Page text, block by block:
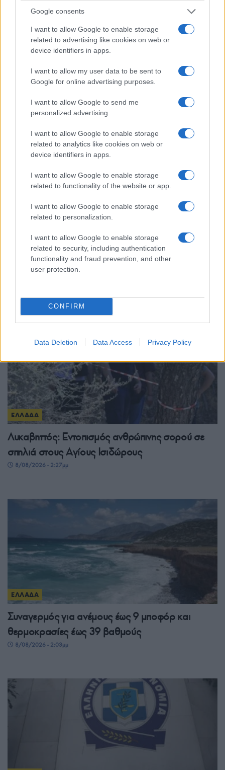
Google consents
I want to allow Google to enable storage
related to advertising like cookies on web or
device identifiers in apps.
I want to allow my user data to be sent to
Google for online advertising purposes.
I want to allow Google to send me
personalized advertising.
I want to allow Google to enable storage
related to analytics like cookies on web or
device identifiers in apps.
I want to allow Google to enable storage
related to functionality of the website or app.
I want to allow Google to enable storage
related to personalization.
I want to allow Google to enable storage
related to security, including authentication
functionality and fraud prevention, and other
user protection.
CONFIRM
Data Deletion Data Access Privacy Policy
ΕΛΛΑΔΑ
σορός που βρέθηκε σε σπηλιά
ΕΛΛΑΔΑ
Παραδοσιακή μουσική βραδιά «Θράκη –
Μακεδονία – Πόντος» από τον Θερμαϊκό
Κορινού
ΕΛΛΑΔΑ
Λυκαβηττός: Εντοπισμός ανθρώπινης σορού σε
σπηλιά στους Αγίους Ισιδώρους
8/08/2026 - 2:27μμ
ΕΛΛΑΔΑ
Συναγερμός για ανέμους έως 9 μποφόρ και
θερμοκρασίες έως 39 βαθμούς
8/08/2026 - 2:03μμ